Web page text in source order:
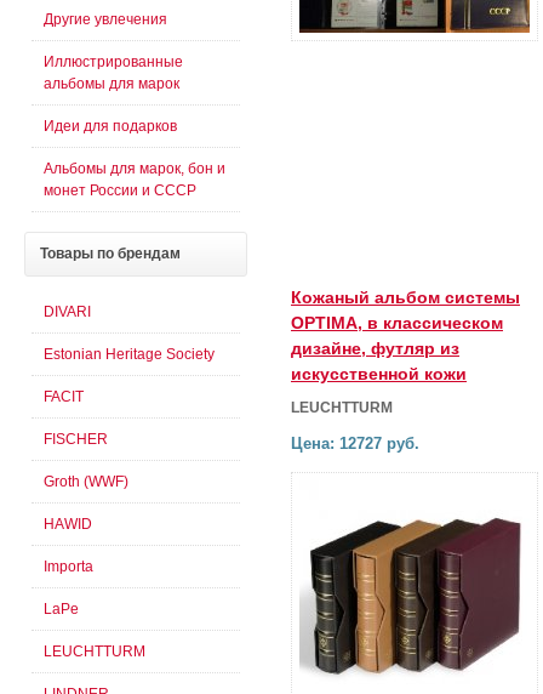
Кожаный альбом системы
OPTIMA, в классическом
дизайне, футляр из
искусственной кожи
LEUCHTTURM
Цена: 12727 руб.
Другие увлечения
Иллюстрированные
альбомы для марок
Идеи для подарков
Альбомы для марок, бон и
монет России и СССР
Товары по брендам
DIVARI
Estonian Heritage Society
FACIT
FISCHER
Groth (WWF)
HAWID
Importa
LaPe
LEUCHTTURM